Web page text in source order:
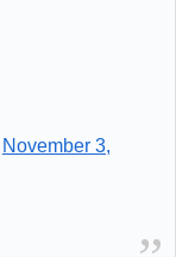
November 3,